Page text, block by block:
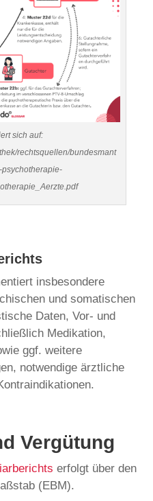
sich auf:
rechtsquellen/bundesmant
insbesondere
und somatischen
Daten, Vor- und
Medikation,
ggf. weitere
notwendige ärztliche
Vergütung
erfolgt über den
(EBM).